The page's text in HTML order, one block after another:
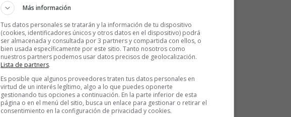
estáis aquí?
Por que las hadas
se fueron lejos
a divertir...
Panchito Alegre
Más información
Tus datos personales se tratarán y la información de tu dispositivo
(cookies, identificadores únicos y otros datos en el dispositivo) podrá
ser almacenada y consultada por 3 partners y compartida con ellos, o
bien usada específicamente por este sitio. Tanto nosotros como
nuestros partners podemos usar datos precisos de geolocalización.
Lista de partners.
Es posible que algunos proveedores traten tus datos personales en
virtud de un interés legítimo, algo a lo que puedes oponerte
gestionando tus opciones a continuación. En la parte inferior de esta
página o en el menú del sitio, busca un enlace para gestionar o retirar el
consentimiento en la configuración de privacidad y cookies.